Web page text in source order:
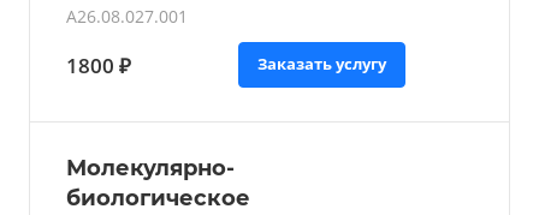
А26.08.027.001
1800 ₽ Заказать услугу
Молекулярно-
биологическое